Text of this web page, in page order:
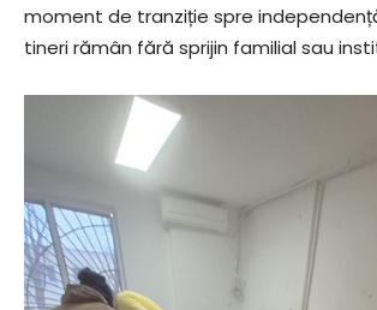
moment de tranziție spre
tineri rămân fără sprijin familial sau